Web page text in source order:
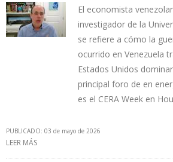
El economista
investigador de la
se refiere a cómo la
ocurrido en Venezuela
Estados Unidos
principal foro de en
es el CERA Week en
PUBLICADO: 03 de mayo de 2026
LEER MÁS